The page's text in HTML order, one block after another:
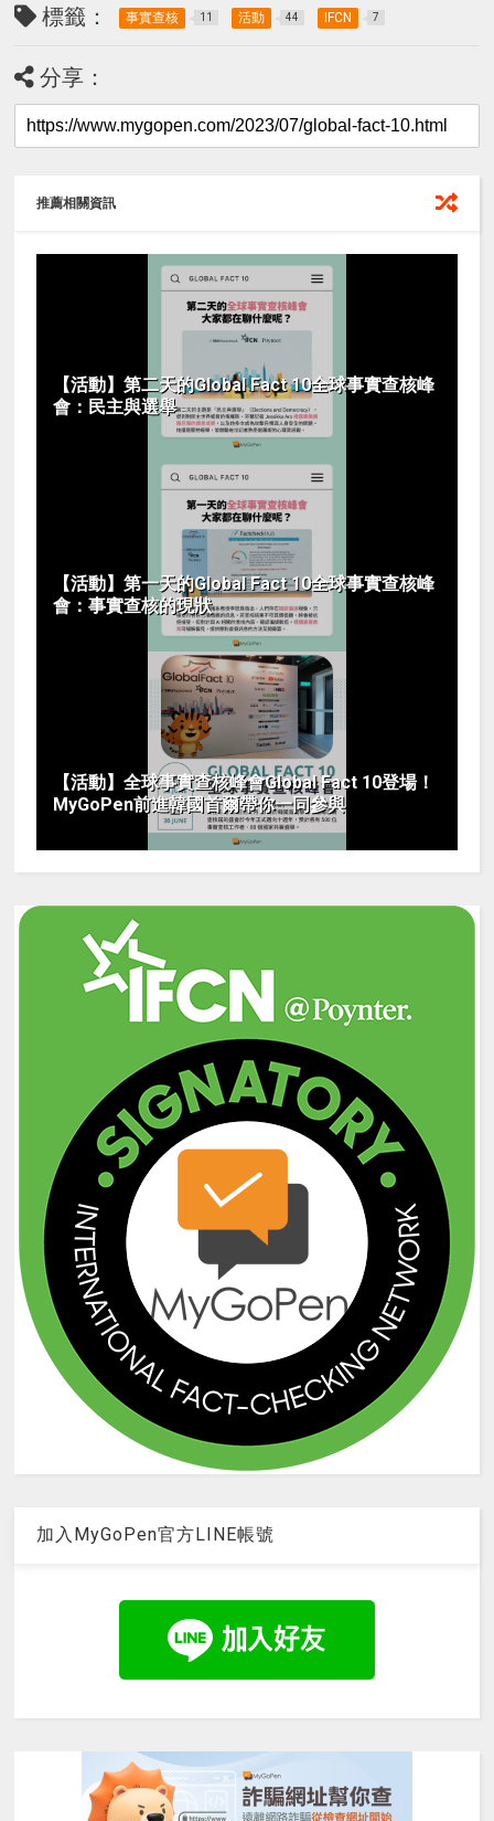
標籤： 事實查核 11 活動 44 IFCN 7
分享：
推薦相關資訊
【活動】第二天的Global Fact 10全球事實查核峰
會：民主與選舉
【活動】第一天的Global Fact 10全球事實查核峰
會：事實查核的現狀
【活動】全球事實查核峰會Global Fact 10登場！
MyGoPen前進韓國首爾帶你一同參與
加入MyGoPen官方LINE帳號